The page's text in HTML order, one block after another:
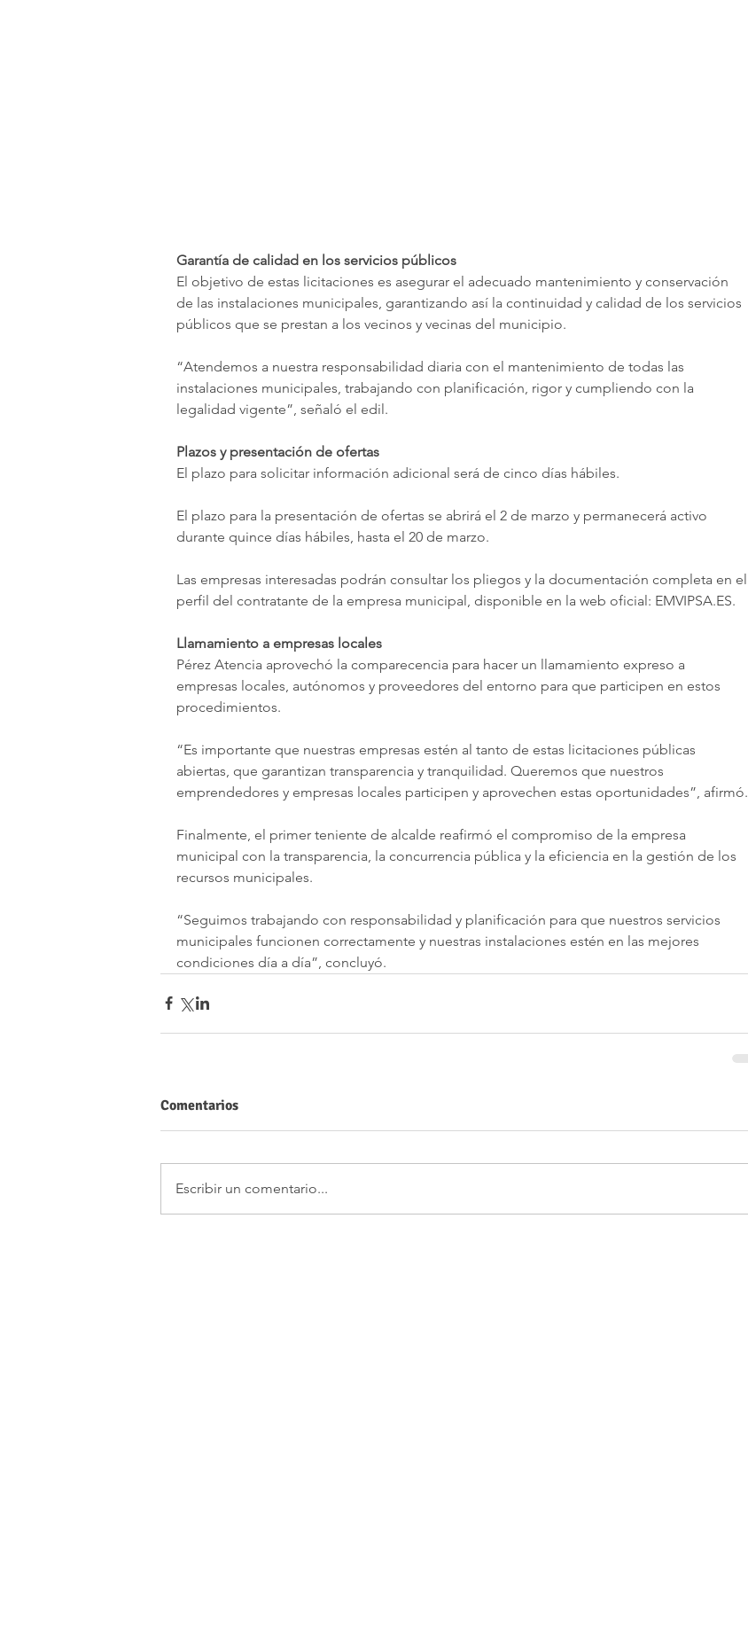
Garantía de calidad en los servicios públicos
El objetivo de estas licitaciones es asegurar el adecuado mantenimiento y conservación
de las instalaciones municipales, garantizando así la continuidad y calidad de los servicios
públicos que se prestan a los vecinos y vecinas del municipio.
“Atendemos a nuestra responsabilidad diaria con el mantenimiento de todas las
instalaciones municipales, trabajando con planificación, rigor y cumpliendo con la
legalidad vigente”, señaló el edil.
Plazos y presentación de ofertas
El plazo para solicitar información adicional será de cinco días hábiles.
El plazo para la presentación de ofertas se abrirá el 2 de marzo y permanecerá activo
durante quince días hábiles, hasta el 20 de marzo.
Las empresas interesadas podrán consultar los pliegos y la documentación completa en el
perfil del contratante de la empresa municipal, disponible en la web oficial: EMVIPSA.ES.
Llamamiento a empresas locales
Pérez Atencia aprovechó la comparecencia para hacer un llamamiento expreso a
empresas locales, autónomos y proveedores del entorno para que participen en estos
procedimientos.
“Es importante que nuestras empresas estén al tanto de estas licitaciones públicas
abiertas, que garantizan transparencia y tranquilidad. Queremos que nuestros
emprendedores y empresas locales participen y aprovechen estas oportunidades”, afirmó.
Finalmente, el primer teniente de alcalde reafirmó el compromiso de la empresa
municipal con la transparencia, la concurrencia pública y la eficiencia en la gestión de los
recursos municipales.
“Seguimos trabajando con responsabilidad y planificación para que nuestros servicios
municipales funcionen correctamente y nuestras instalaciones estén en las mejores
condiciones día a día”, concluyó.
Comentarios
Escribir un comentario...